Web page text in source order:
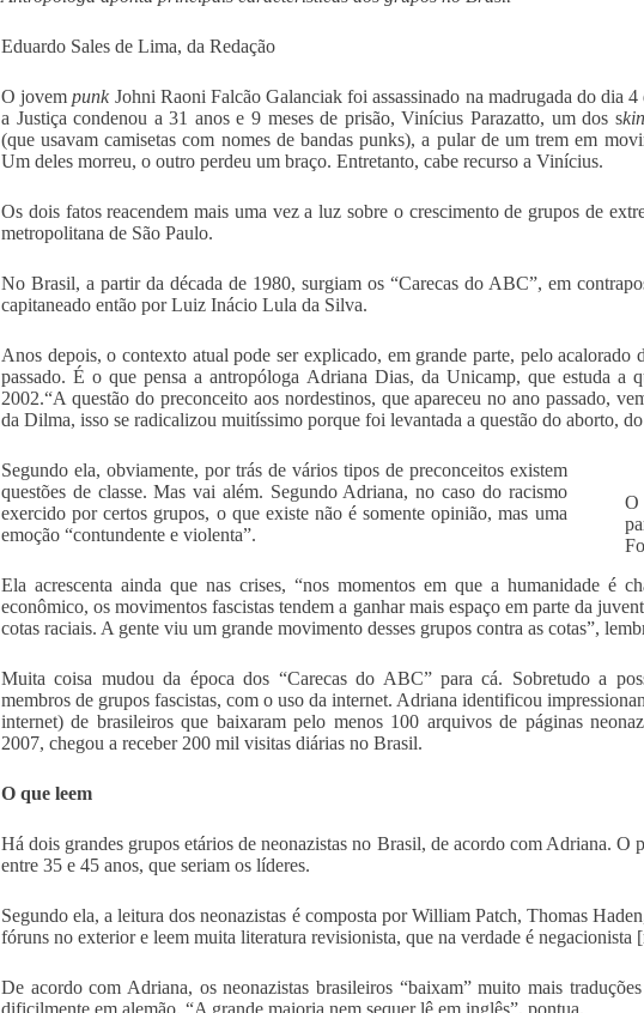
Eduardo Sales de Lima, da Redação
O jovempunk Johni Raoni Falcão Galanciak foi assassinado na madrugada do dia
a Justiça condenou a 31 anos e 9 meses de prisão, Vinícius Parazatto, um dos s
(que usavam camisetas com nomes de bandas punks), a pular de um trem em
Um deles morreu, o outro perdeu um braço. Entretanto, cabe recurso a Vinícius.
Os dois fatos reacendem mais uma vez a luz sobre o crescimento de grupos de
metropolitana de São Paulo.
No Brasil, a partir da década de 1980, surgiam os “Carecas do ABC”, em
capitaneado então por Luiz Inácio Lula da Silva.
Anos depois, o contexto atual pode ser explicado, em grande parte, pelo acalorado
passado. É o que pensa a antropóloga Adriana Dias, da Unicamp, que estuda a
2002.“A questão do preconceito aos nordestinos, que apareceu no ano passado,
da Dilma, isso se radicalizou muitíssimo porque foi levantada a questão do aborto,
O
Segundo ela, obviamente, por trás de vários tipos de preconceitos existem
questões de classe. Mas vai além. Segundo Adriana, no caso do racismo
exercido por certos grupos, o que existe não é somente opinião, mas uma
emoção “contundente e violenta”.
Ela acrescenta ainda que nas crises, “nos momentos em que a humanidade é
econômico, os movimentos fascistas tendem a ganhar mais espaço em parte da
cotas raciais. A gente viu um grande movimento desses grupos contra as cotas”,
Muita coisa mudou da época dos “Carecas do ABC” para cá. Sobretudo a
membros de grupos fascistas, com o uso da internet. Adriana identificou
internet) de brasileiros que baixaram pelo menos 100 arquivos de páginas
2007, chegou a receber 200 mil visitas diárias no Brasil.
O que leem
Há dois grandes grupos etários de neonazistas no Brasil, de acordo com Adriana. O
entre 35 e 45 anos, que seriam os líderes.
Segundo ela, a leitura dos neonazistas é composta por William Patch, Thomas
fóruns no exterior e leem muita literatura revisionista, que na verdade é negacionista
De acordo com Adriana, os neonazistas brasileiros “baixam” muito mais
dificilmente em alemão. “A grande maioria nem sequer lê em inglês”, pontua.